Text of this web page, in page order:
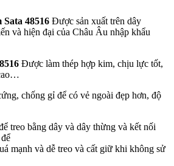
Sata 48516 Được sản xuất trên dây
và hiện đại của Châu Âu nhập khẩu
Được làm thép hợp kim, chịu lực tốt,
chống gỉ để có vẻ ngoài đẹp hơn, độ
treo bằng dây và dây thừng và kết nối
mạnh và dễ treo và cất giữ khi không sử